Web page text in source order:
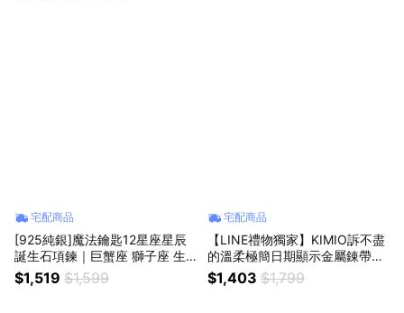
宅配商品
[925純銀]魔法鑰匙12星座星辰
誕生石項鍊｜巨蟹座 獅子座 生
日禮物 (收禮者自選色)
$1,519 $1,599
宅配商品
【LINE禮物獨家】KIMIO訴不盡
的溫柔極簡日期顯示金屬錬帶手
錶-白面玫金帶｜贈手錶禮盒
$1,403 $1,799